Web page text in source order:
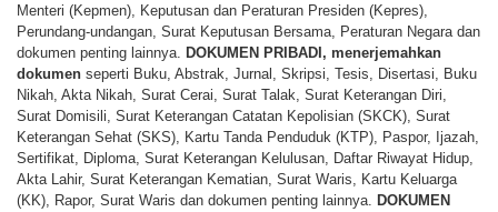
Menteri (Kepmen), Keputusan dan Peraturan Presiden (Kepres),
Perundang-undangan, Surat Keputusan Bersama, Peraturan Negara dan
dokumen penting lainnya. DOKUMEN PRIBADI, menerjemahkan
dokumen seperti Buku, Abstrak, Jurnal, Skripsi, Tesis, Disertasi, Buku
Nikah, Akta Nikah, Surat Cerai, Surat Talak, Surat Keterangan Diri,
Surat Domisili, Surat Keterangan Catatan Kepolisian (SKCK), Surat
Keterangan Sehat (SKS), Kartu Tanda Penduduk (KTP), Paspor, Ijazah,
Sertifikat, Diploma, Surat Keterangan Kelulusan, Daftar Riwayat Hidup,
Akta Lahir, Surat Keterangan Kematian, Surat Waris, Kartu Keluarga
(KK), Rapor, Surat Waris dan dokumen penting lainnya. DOKUMEN